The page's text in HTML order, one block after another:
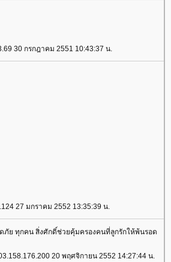
30 กรกฎาคม 2551 10:43:37 น.
27 มกราคม 2552 13:35:39 น.
ย ทุกคน สิ่งศักดิ์ช่วยคุ้มครองคนที่ลูกรักให้พ้นรอด
20 พฤศจิกายน 2552 14:27:44 น.